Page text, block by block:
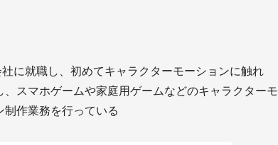
に就職し、初めてキャラクターモーションに触れ
スマホゲームや家庭用ゲームなどのキャラクターモ
作業務を行っている